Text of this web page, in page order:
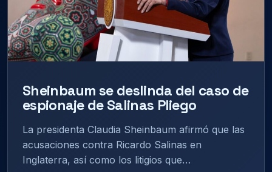
Sheinbaum se deslinda del caso de
espionaje de Salinas Pliego
La presidenta Claudia Sheinbaum afirmó que las
acusaciones contra Ricardo Salinas en
Inglaterra, así como los litigios que…